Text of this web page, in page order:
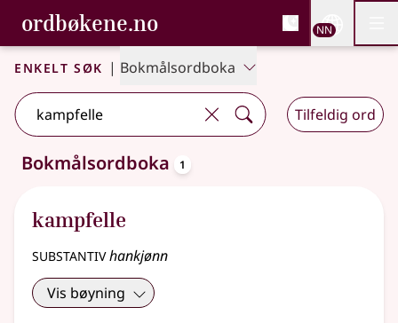
Gå til hovudinnhald
Tilgjenge
ordbøkene.no, Bokmålsordboka og
Bokmålsordboka og Nynorskordboka
NN
Enkelt søk | Bokmålsordboka
Tilfeldig ord
Eitt treff.Ytterlegare søkjeforslag tilgjengelege
Bokmålsordboka 1
kampfelle
substantivhankjønn
Vis bøyning